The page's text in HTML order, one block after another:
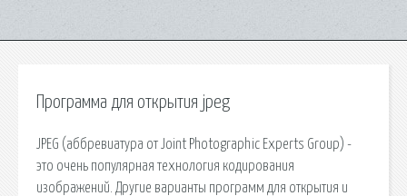
Программа для открытия jpeg
JPEG (аббревиатура от Joint Photographic Experts Group) -
это очень популярная технология кодирования
изображений. Другие варианты программ для открытия и